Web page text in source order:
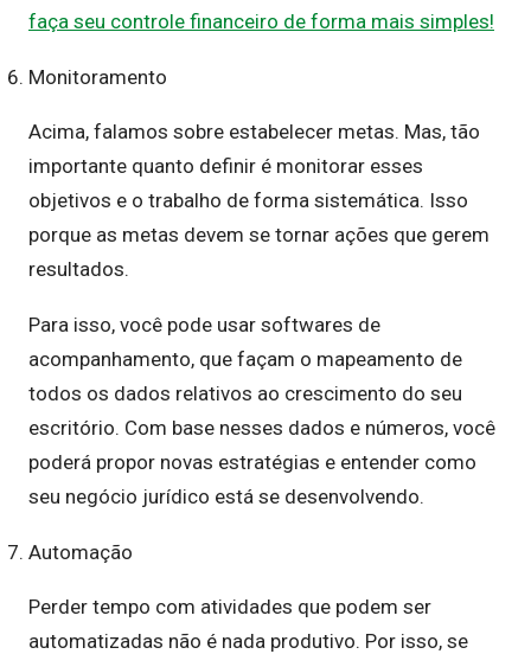
faça seu controle financeiro de forma mais simples!
Monitoramento
Acima, falamos sobre estabelecer metas. Mas, tão
importante quanto definir é monitorar esses
objetivos e o trabalho de forma sistemática. Isso
porque as metas devem se tornar ações que gerem
resultados.
Para isso, você pode usar softwares de
acompanhamento, que façam o mapeamento de
todos os dados relativos ao crescimento do seu
escritório. Com base nesses dados e números, você
poderá propor novas estratégias e entender como
seu negócio jurídico está se desenvolvendo.
Automação
Perder tempo com atividades que podem ser
automatizadas não é nada produtivo. Por isso, se